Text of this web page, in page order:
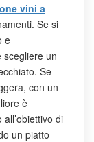
vini a
Se si
e
scegliere un
Se
con un
è
all’obiettivo di
un piatto